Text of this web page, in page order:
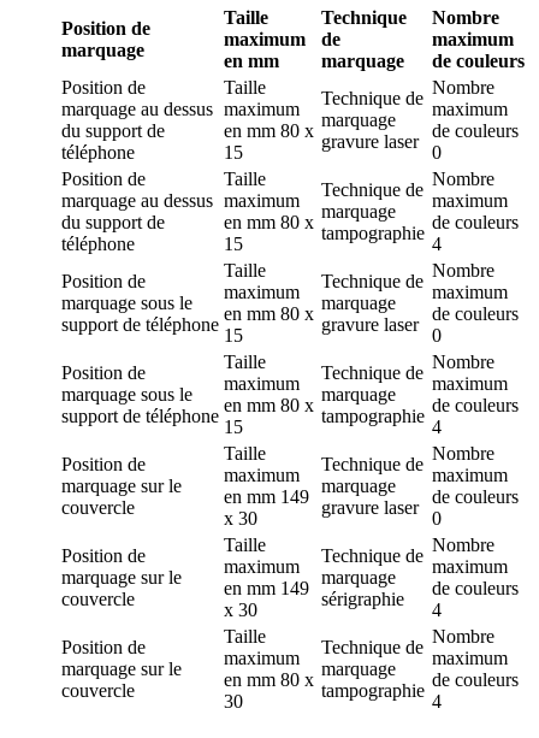
Position de
marquage
Taille
maximum
en mm
Technique
de
marquage
Nombre
maximum
de couleurs
Position de
marquage au dessus
du support de
téléphone
Taille
maximum
en mm 80 x
15
Technique de
marquage
gravure laser
Nombre
maximum
de couleurs
0
Position de
marquage au dessus
du support de
téléphone
Taille
maximum
en mm 80 x
15
Technique de
marquage
tampographie
Nombre
maximum
de couleurs
4
Position de
marquage sous le
support de téléphone
Taille
maximum
en mm 80 x
15
Technique de
marquage
gravure laser
Nombre
maximum
de couleurs
0
Position de
marquage sous le
support de téléphone
Taille
maximum
en mm 80 x
15
Technique de
marquage
tampographie
Nombre
maximum
de couleurs
4
Position de
marquage sur le
couvercle
Taille
maximum
en mm 149
x 30
Technique de
marquage
gravure laser
Nombre
maximum
de couleurs
0
Position de
marquage sur le
couvercle
Taille
maximum
en mm 149
x 30
Technique de
marquage
sérigraphie
Nombre
maximum
de couleurs
4
Position de
marquage sur le
couvercle
Taille
maximum
en mm 80 x
30
Technique de
marquage
tampographie
Nombre
maximum
de couleurs
4